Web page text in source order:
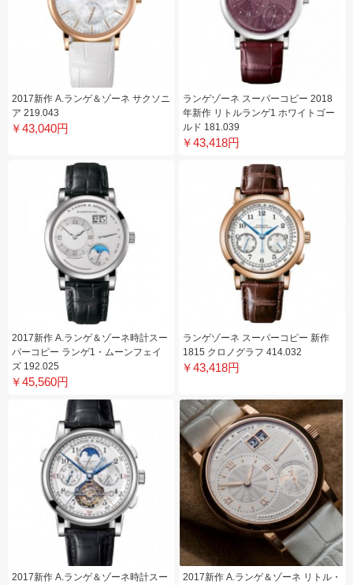
2017新作 A.ランゲ＆ゾーネ サクソニ
ア 219.043
￥43,040円
ランゲゾーネ スーパーコピー 2018
年新作 リトルランゲ1 ホワイトゴー
ルド 181.039
￥43,418円
2017新作 A.ランゲ＆ゾーネ時計スー
パーコピー ランゲ1・ムーンフェイ
ズ 192.025
￥45,560円
ランゲゾーネ スーパーコピー 新作
1815 クロノグラフ 414.032
￥43,418円
2017新作 A.ランゲ＆ゾーネ時計スー
2017新作 A.ランゲ＆ゾーネ リトル・